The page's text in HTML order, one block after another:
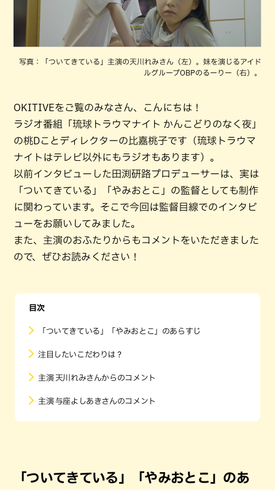
写真：「ついてきている」主演の天川れみさん（左）。妹を演じるアイド
ルグループOBPのるーりー（右）。
OKITIVEをご覧のみなさん、こんにちは！
ラジオ番組「琉球トラウマナイト かんこどりのなく夜」
の桃Dことディレクターの比嘉桃子です（琉球トラウマ
ナイトはテレビ以外にもラジオもあります）。
以前インタビューした田渕研路プロデューサーは、実は
「ついてきている」「やみおとこ」の監督としても制作
に関わっています。そこで今回は監督目線でのインタビ
ューをお願いしてみました。
また、主演のおふたりからもコメントをいただきました
ので、ぜひお読みください！
目次
「ついてきている」「やみおとこ」のあらすじ
注目したいこだわりは？
主演 天川れみさんからのコメント
主演 与座よしあきさんのコメント
「ついてきている」「やみおとこ」のあ